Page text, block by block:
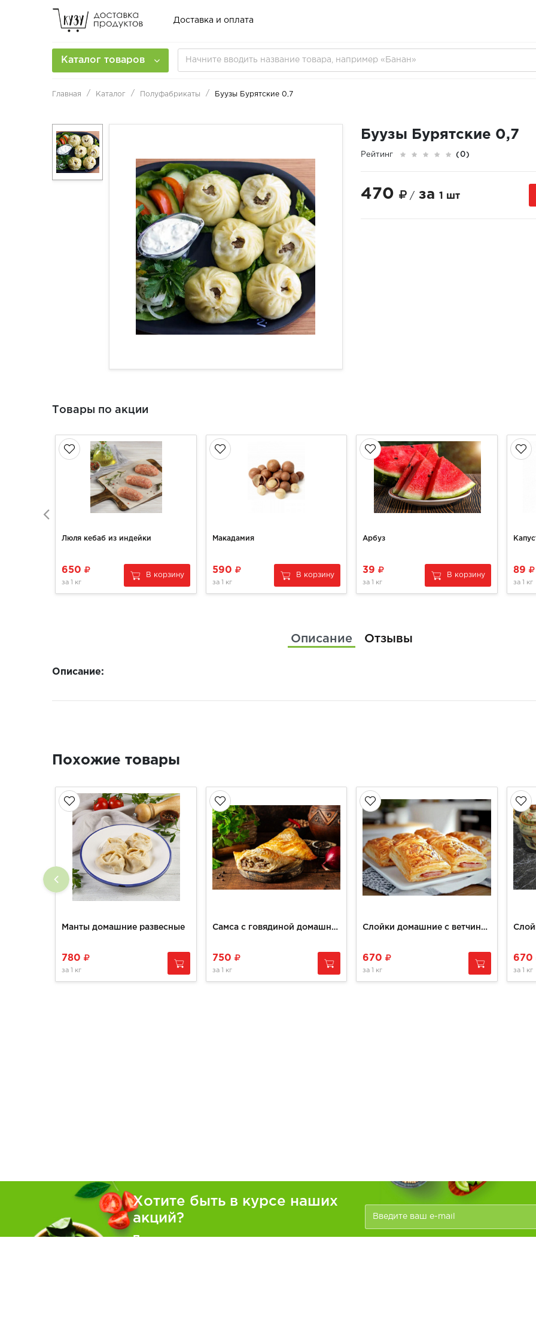
Доставка и оплата
Каталог товаров
Главная Каталог Полуфабрикаты Буузы Бурятские 0,7
Буузы Бурятские 0,7
Рейтинг (0)
470 /за 1 шт
Товары по акции
Люля кебаб из индейки
650
за 1 кг
В корзину
Макадамия
590
за 1 кг
В корзину
Арбуз
39
за 1 кг
В корзину
89
за 1 кг
Описание Отзывы
Описание:
Похожие товары
Манты домашние развесные
780
за 1 кг
Самса с говядиной домашняя
750
за 1 кг
Слойки домашние с ветчиной и сыром
670
за 1 кг
670
за 1 кг
Хотите быть в курсе наших
акций?
Подпишитесь на рассылку